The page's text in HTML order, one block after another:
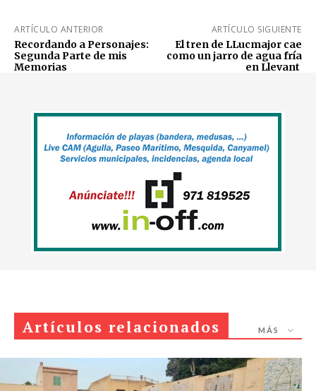
ARTÍCULO ANTERIOR
Recordando a Personajes:
Segunda Parte de mis
Memorias
ARTÍCULO SIGUIENTE
El tren de LLucmajor cae
como un jarro de agua fría
en Llevant
Artículos relacionados MÁS